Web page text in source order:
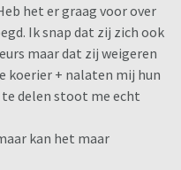
het er graag voor over
Ik snap dat zij zich ook
maar dat zij weigeren
koerier + nalaten mij hun
delen stoot me echt
kan het maar